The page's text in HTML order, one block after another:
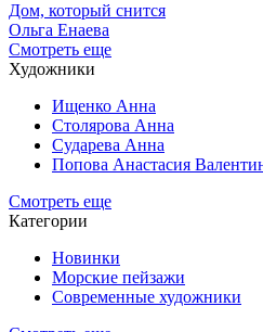
Дом, который снится
Ольга Енаева
Смотреть еще
Художники
Ищенко Анна
Столярова Анна
Сударева Анна
Попова Анастасия
Смотреть еще
Категории
Новинки
Морские пейзажи
Современные художники